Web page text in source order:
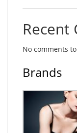
Recent
No comments
Brands